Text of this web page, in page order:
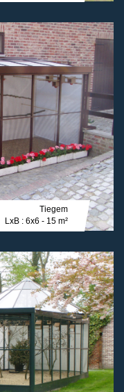
Tiegem
LxB : 6x6 - 15 m²